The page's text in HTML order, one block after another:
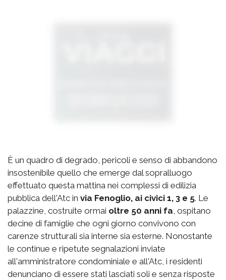
È un quadro di degrado, pericoli e senso di abbandono
insostenibile quello che emerge dal sopralluogo
effettuato questa mattina nei complessi di edilizia
pubblica dell'Atc in via Fenoglio, ai civici 1, 3 e 5. Le
palazzine, costruite ormai oltre 50 anni fa, ospitano
decine di famiglie che ogni giorno convivono con
carenze strutturali sia interne sia esterne. Nonostante
le continue e ripetute segnalazioni inviate
all'amministratore condominiale e all'Atc, i residenti
denunciano di essere stati lasciati soli e senza risposte